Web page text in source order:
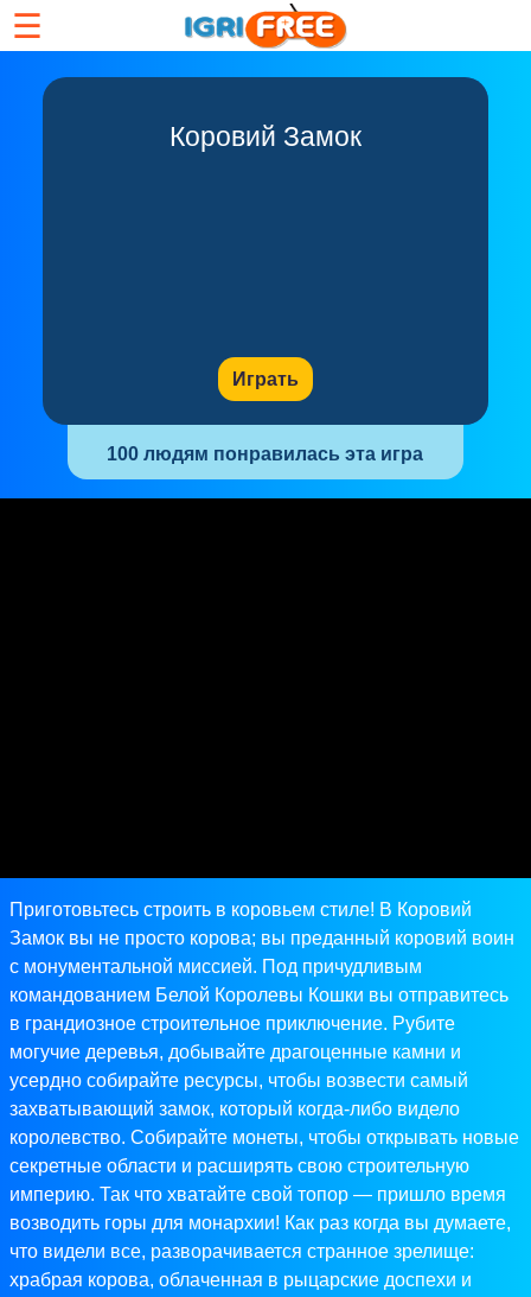
☰
Коровий Замок
Играть
100 людям понравилась эта игра
Приготовьтесь строить в коровьем стиле! В Коровий
Замок вы не просто корова; вы преданный коровий воин
с монументальной миссией. Под причудливым
командованием Белой Королевы Кошки вы отправитесь
в грандиозное строительное приключение. Рубите
могучие деревья, добывайте драгоценные камни и
усердно собирайте ресурсы, чтобы возвести самый
захватывающий замок, который когда-либо видело
королевство. Собирайте монеты, чтобы открывать новые
секретные области и расширять свою строительную
империю. Так что хватайте свой топор — пришло время
возводить горы для монархии! Как раз когда вы думаете,
что видели все, разворачивается странное зрелище:
храбрая корова, облаченная в рыцарские доспехи и